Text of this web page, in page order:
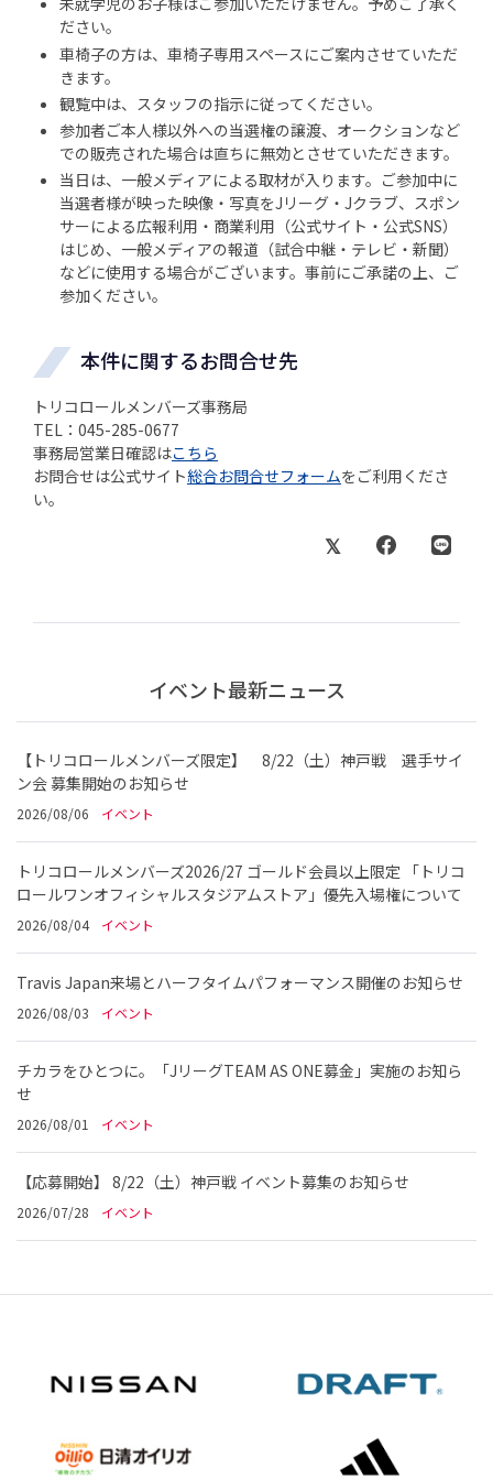
ださい。
車椅子の方は、車椅子専用スペースにご案内させていただ
きます。
観覧中は、スタッフの指示に従ってください。
参加者ご本人様以外への当選権の譲渡、オークションなど
での販売された場合は直ちに無効とさせていただきます。
当日は、一般メディアによる取材が入ります。ご参加中に
当選者様が映った映像・写真をJリーグ・Jクラブ、スポン
サーによる広報利用・商業利用（公式サイト・公式SNS）
はじめ、一般メディアの報道（試合中継・テレビ・新聞）
などに使用する場合がございます。事前にご承諾の上、ご
参加ください。
本件に関するお問合せ先
トリコロールメンバーズ事務局
TEL：045-285-0677
事務局営業日確認はこちら
お問合せは公式サイト総合お問合せフォームをご利用くださ
い。
イベント最新ニュース
【トリコロールメンバーズ限定】 8/22（土）神戸戦 選手サイ
ン会 募集開始のお知らせ
2026/08/06 イベント
トリコロールメンバーズ2026/27 ゴールド会員以上限定 「トリコ
ロールワンオフィシャルスタジアムストア」優先入場権について
2026/08/04 イベント
Travis Japan来場とハーフタイムパフォーマンス開催のお知らせ
2026/08/03 イベント
チカラをひとつに。「JリーグTEAM AS ONE募金」実施のお知ら
せ
2026/08/01 イベント
【応募開始】 8/22（土）神戸戦 イベント募集のお知らせ
2026/07/28 イベント